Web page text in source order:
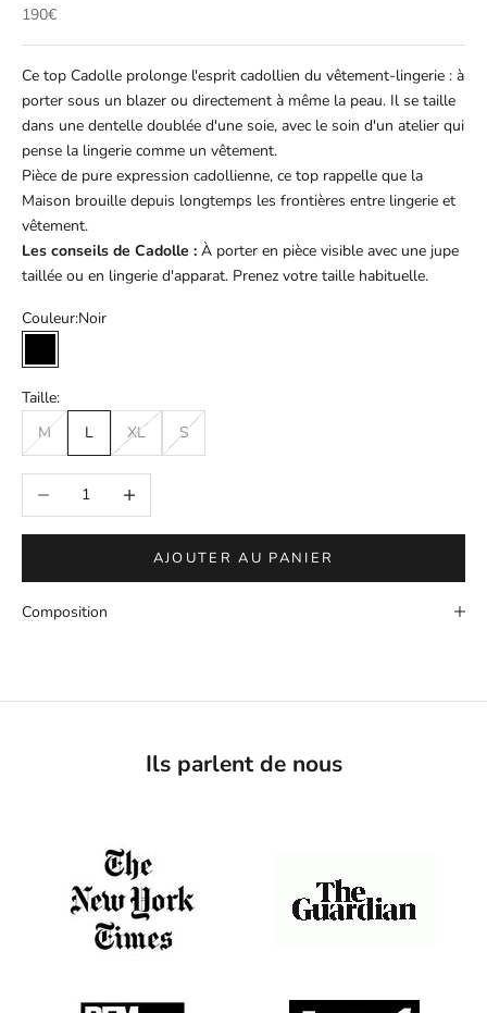
Prix de vente
190€
Ce top Cadolle prolonge l'esprit cadollien du vêtement-lingerie : à
porter sous un blazer ou directement à même la peau. Il se taille
dans une dentelle doublée d'une soie, avec le soin d'un atelier qui
pense la lingerie comme un vêtement.
Pièce de pure expression cadollienne, ce top rappelle que la
Maison brouille depuis longtemps les frontières entre lingerie et
vêtement.
Les conseils de Cadolle : À porter en pièce visible avec une jupe
taillée ou en lingerie d'apparat. Prenez votre taille habituelle.
Couleur:Noir
Noir
Taille:
M
L XL S
Diminuer la quantitéAugmenter la quantité
AJOUTER AU PANIER
Composition
Ils parlent de nous